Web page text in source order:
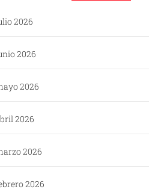
2026
2026
2026
2026
2026
2026